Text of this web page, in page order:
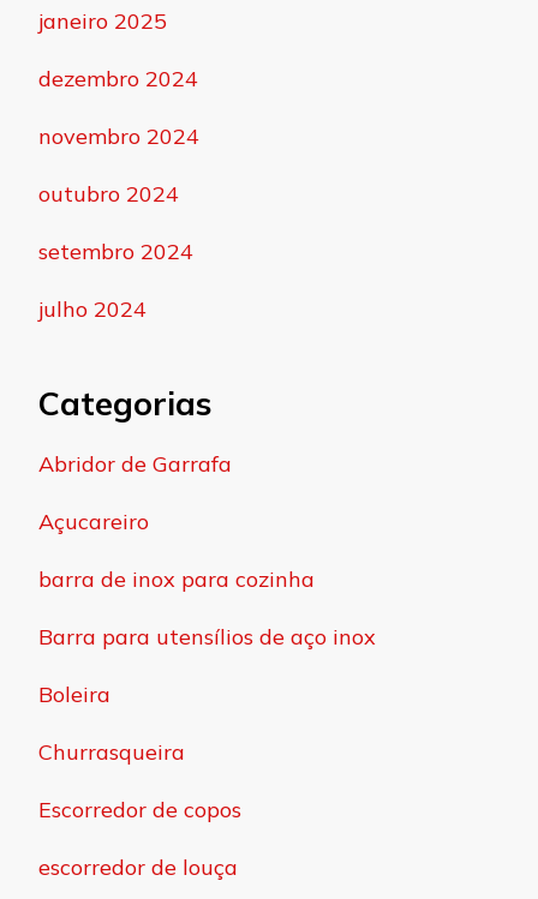
janeiro 2025
dezembro 2024
novembro 2024
outubro 2024
setembro 2024
julho 2024
Categorias
Abridor de Garrafa
Açucareiro
barra de inox para cozinha
Barra para utensílios de aço inox
Boleira
Churrasqueira
Escorredor de copos
escorredor de louça